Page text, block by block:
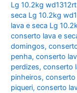
Lg 10.2kg
seca Lg 10.2kg
lava e seca Lg
conserto lava e
domingos,
penha,conserto
perdizes,conserto
pinheiros,conserto
piqueri,conserto